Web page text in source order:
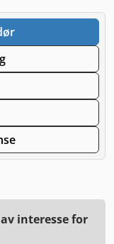
interesse for